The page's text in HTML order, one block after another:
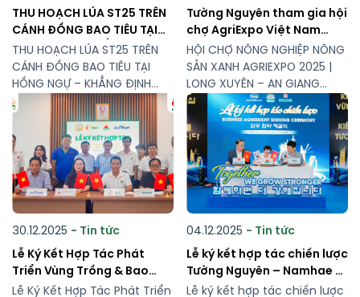
THU HOẠCH LÚA ST25 TRÊN
CÁNH ĐỒNG BAO TIÊU TẠI
HỒNG NGỰ – KHẲNG ĐỊNH
HIỆU QUẢ MÔ HÌNH LIÊN KẾT
THU HOẠCH LÚA ST25 TRÊN
CÁNH ĐỒNG BAO TIÊU TẠI
HỒNG NGỰ – KHẲNG ĐỊNH
HIỆU QUẢ MÔ HÌNH LIÊN KẾT
Ngày 24/03/2026, tại
phường Hồng Ngự (Đồng
Tháp), cánh đồng lúa ST25
thuộc mô hình liên kết sản
xuất – bao tiêu giữa các
đơn vị đã chính thức bước
Tường Nguyên tham gia hội
chợ AgriExpo Việt Nam
2025
HỘI CHỢ NÔNG NGHIỆP NÔNG
SẢN XANH AGRIEXPO 2025 |
LONG XUYÊN – AN GIANG
AgriExpo 2025 đã chính thức
khép lại, để lại nhiều dấu ấn
đẹp và cảm xúc khó quên.
Là một trong những hội chợ
nông nghiệp uy tín hàng
đầu khu vực, AgriExpo 2025
30.12.2025 - Tin tức
Lễ Ký Kết Hợp Tác Phát
Triển Vùng Trồng & Bao
Tiêu Lúa ST25 Tại Phường
Lễ Ký Kết Hợp Tác Phát Triển
04.12.2025 - Tin tức
Lễ ký kết hợp tác chiến lược
Tường Nguyên – Namhae –
Kolon 2025
Lễ ký kết hợp tác chiến lược